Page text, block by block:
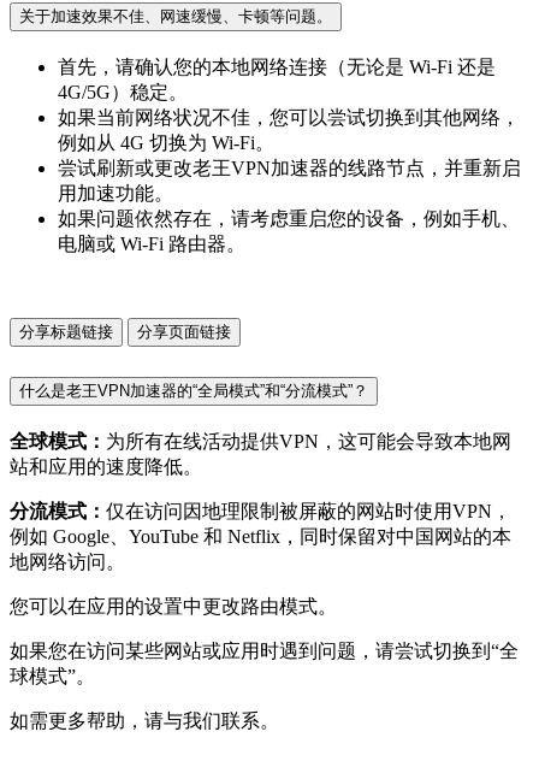
关于加速效果不佳、网速缓慢、卡顿等问题。
首先，请确认您的本地网络连接（无论是 Wi-Fi 还是
4G/5G）稳定。
如果当前网络状况不佳，您可以尝试切换到其他网络，
例如从 4G 切换为 Wi-Fi。
尝试刷新或更改老王VPN加速器的线路节点，并重新启
用加速功能。
如果问题依然存在，请考虑重启您的设备，例如手机、
电脑或 Wi-Fi 路由器。
分享标题链接 分享页面链接
什么是老王VPN加速器的“全局模式”和“分流模式”？
全球模式： 为所有在线活动提供VPN，这可能会导致本地网
站和应用的速度降低。
分流模式： 仅在访问因地理限制被屏蔽的网站时使用VPN，
例如 Google、YouTube 和 Netflix，同时保留对中国网站的本
地网络访问。
您可以在应用的设置中更改路由模式。
如果您在访问某些网站或应用时遇到问题，请尝试切换到“全
球模式”。
如需更多帮助，请与我们联系。